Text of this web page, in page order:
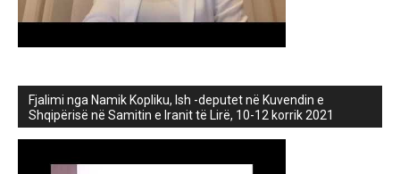
Fjalimi nga Namik Kopliku, Ish -deputet në Kuvendin e
Shqipërisë në Samitin e Iranit të Lirë, 10-12 korrik 2021